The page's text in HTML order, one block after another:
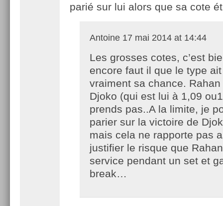
parié sur lui alors que sa cote
Antoine 17 mai 2014 at 14:44
Les grosses cotes, c’est
encore faut il que le type ait
vraiment sa chance.
Djoko (qui est lui à 1,09
prends pas..A la limite, je
parier sur la victoire de
mais cela ne rapporte pas
justifier le risque que
service pendant un set et
break…